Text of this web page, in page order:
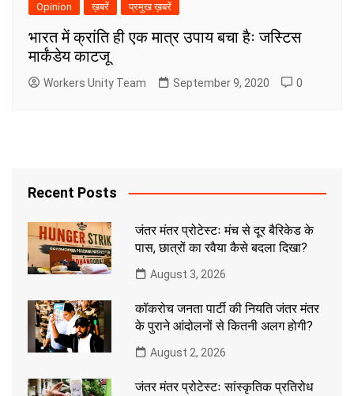
Opinion ख़बरें प्रमुख ख़बरें
भारत में क्रांति ही एक मात्र उपाय बचा हैः जस्टिस
मार्कंडेय काटजू
Workers Unity Team September 9, 2020 0
Recent Posts
जंतर मंतर प्रोटेस्टः मंच से दूर बैरिकेड के
पास, छात्रों का रवैया कैसे बदला दिखा?
August 3, 2026
कॉकरोच जनता पार्टी की नियति जंतर मंतर
के पुराने आंदोलनों से कितनी अलग होगी?
August 2, 2026
जंतर मंतर प्रोटेस्टः सांस्कृतिक प्रतिरोध